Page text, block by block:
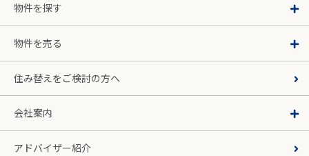
物件を探す
物件を売る
住み替えをご検討の方へ
会社案内
アドバイザー紹介